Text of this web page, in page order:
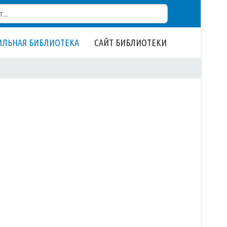
БИБЛИОТЕКА САЙТ БИБЛИОТЕКИ